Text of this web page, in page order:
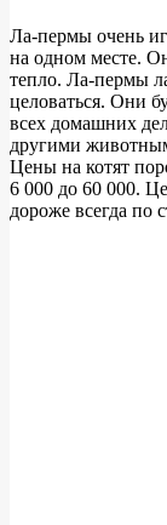
Ла-пермы очень
на одном месте.
тепло. Ла-пермы
целоваться. Они
всех домашних
другими
Цены на котят
6 000 до 60 000.
дороже всегда по